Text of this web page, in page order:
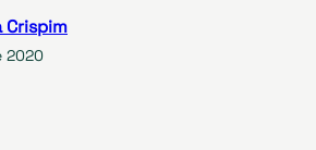
Crispim
2020